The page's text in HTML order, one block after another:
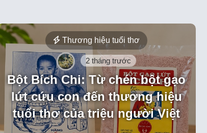
Thương hiệu tuổi thơ
2 tháng trước
Bột Bích Chi: Từ chén bột gạo
lứt cứu con đến thương hiệu
tuổi thơ của triệu người Việt